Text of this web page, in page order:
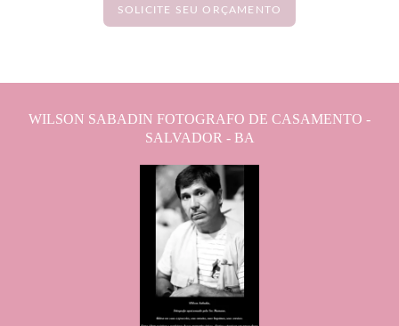
SOLICITE SEU ORÇAMENTO
WILSON SABADIN FOTOGRAFO DE CASAMENTO -
SALVADOR - BA